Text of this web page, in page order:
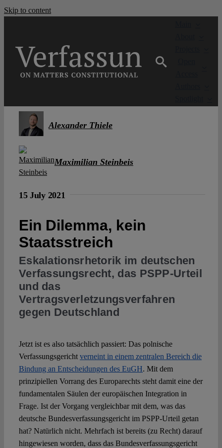
Skip to content
Alexander Thiele
Maximilian Steinbeis
15 July 2021
Ein Dilemma, kein
Staatsstreich
Eskalationsrhetorik im deutschen
Verfassungsrecht, das PSPP-Urteil
und das
Vertragsverletzungsverfahren
gegen Deutschland
Jetzt ist es also tatsächlich passiert: Das polnische
Verfassungsgericht verneint in einem zentralen Bereich die
Bindung an Entscheidungen des EuGH. Mit dem
prinzipiellen Vorrang des Europarechts steht damit eine der
fundamentalen Säulen der europäischen Integration in
Frage. Ist der Vorgang vergleichbar mit dem, was das
deutsche Bundesverfassungsgericht im PSPP-Urteil getan
hat? Natürlich nicht. Mehrfach ist bereits (zu Recht) darauf
hingewiesen worden, dass das Bundesverfassungsgericht